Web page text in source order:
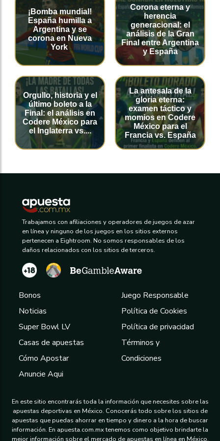
derrota de los cementeros.
¡Bomba mundial!
España humilla a
Argentina y se
corona en Nueva
York
Corona eterna y
herencia
generacional: el
análisis de la Gran
Final entre Argentina
y España
Orgullo, historia y el
último boleto a la
Final: el análisis en
Codere México para
el Inglaterra vs....
La antesala de la
gloria eterna:
examen táctico y
momios en Codere
México para el
Francia vs. España
Trabajamos con afiliaciones y operadores de juegos de azar
en línea y ninguno de los juegos en los sitios externos
pertenecen a Eightroom. No somos responsables de los
daños relacionados con los sitios de terceros.
Bonos
Noticias
Super Bowl LV
Casas de apuestas
Cómo Apostar
Anuncie Aqui
Juego Responsable
Política de Cookies
Política de privacidad
Términos y
Condiciones
En este sitio encontrarás toda la información que necesites sobre las
apuestas deportivas en México. Conocerás todo sobre los sitios de
apuestas que puedas ahorrar en tiempo y dinero a la hora de buscar
información. En apuesta.com.mx tenemos como objetivo brindarte la
mejor información sobre el mercado de apuestas en línea en México.